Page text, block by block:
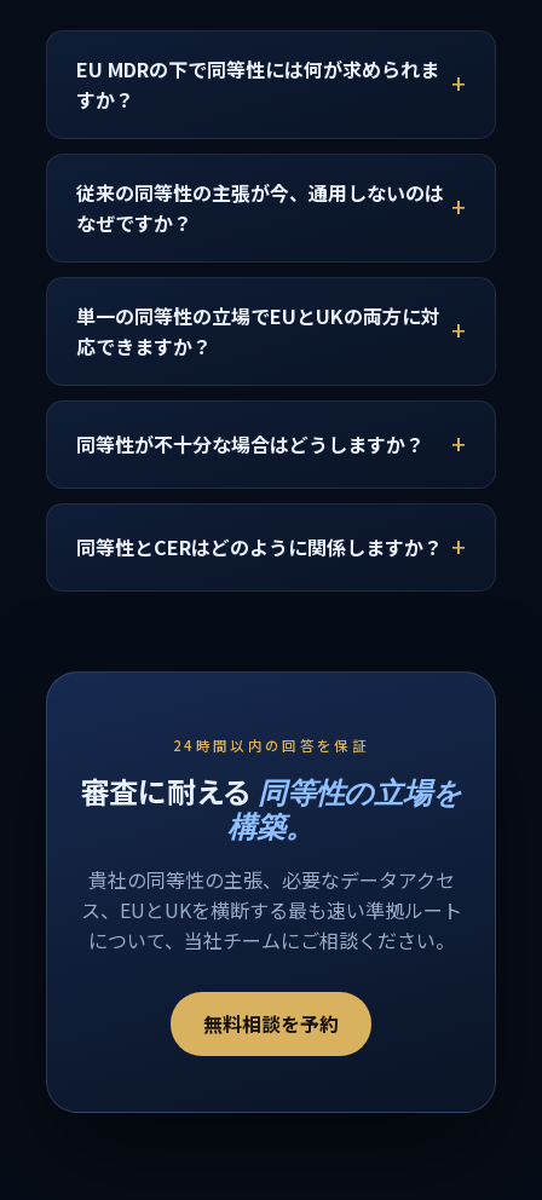
EU MDRの下で同等性には何が求められま
すか？
従来の同等性の主張が今、通用しないのは
なぜですか？
単一の同等性の立場でEUとUKの両方に対
応できますか？
同等性が不十分な場合はどうしますか？
同等性とCERはどのように関係しますか？
24時間以内の回答を保証
審査に耐える 同等性の立場を
構築。
貴社の同等性の主張、必要なデータアクセ
ス、EUとUKを横断する最も速い準拠ルート
について、当社チームにご相談ください。
無料相談を予約